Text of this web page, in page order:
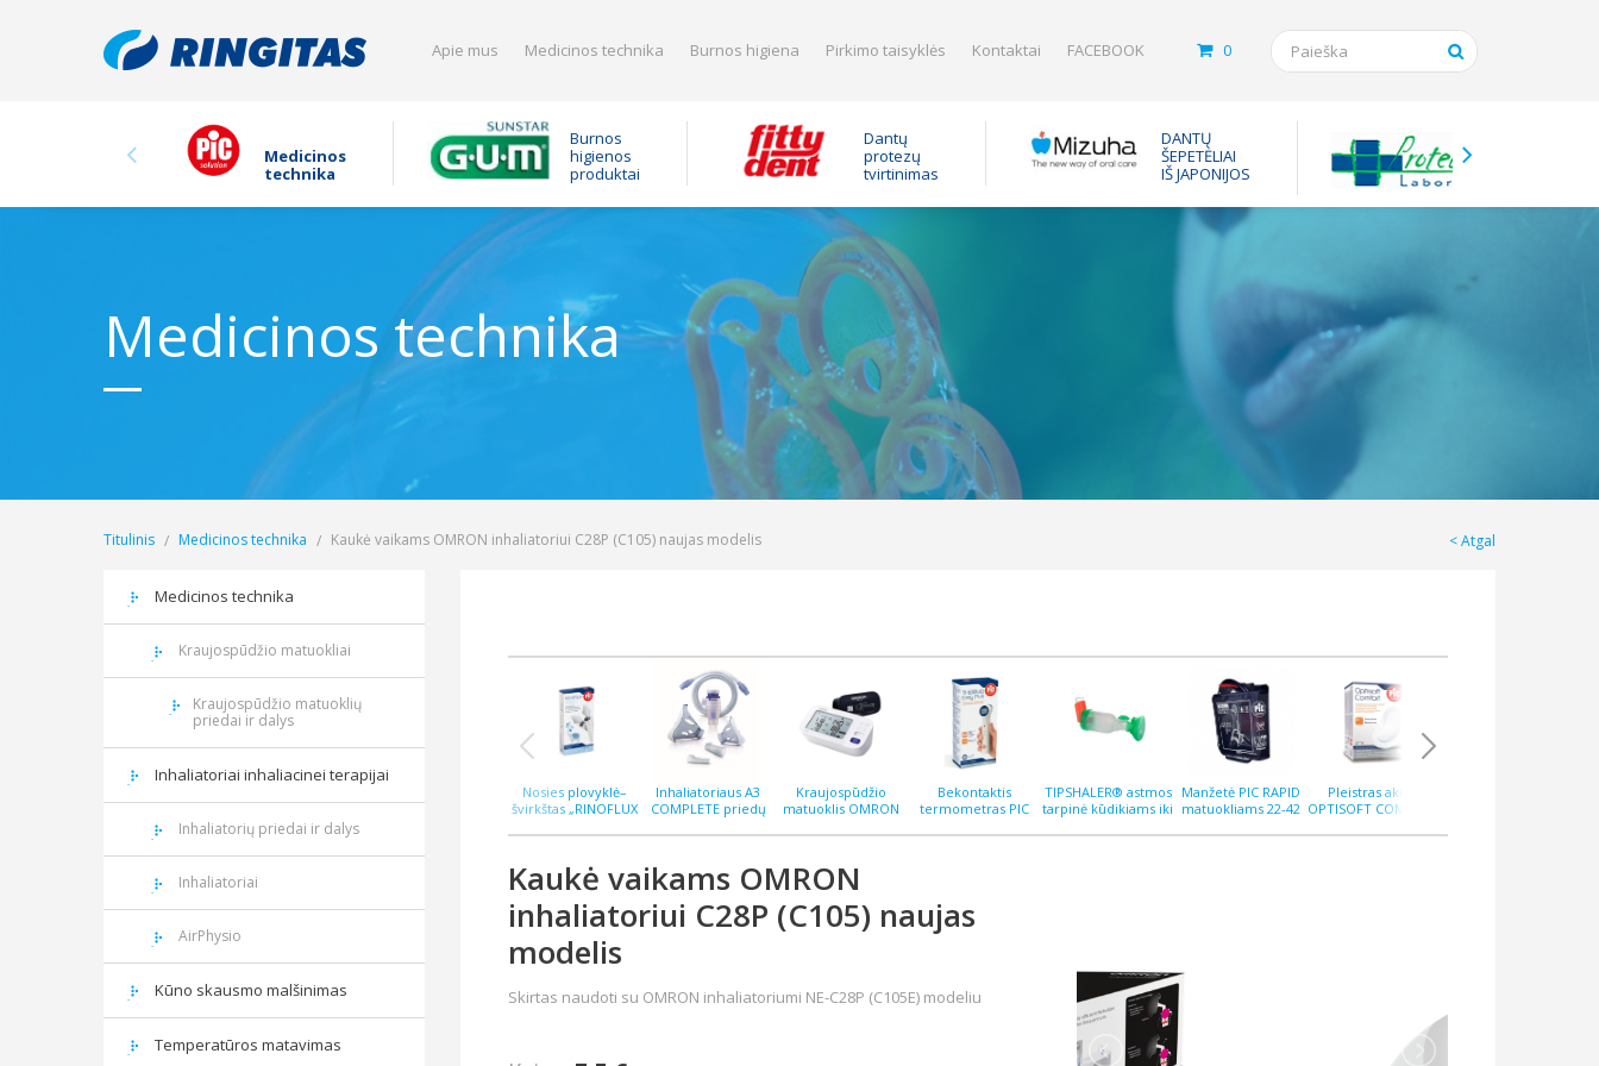
Apie mus Medicinos technika Burnos higiena Pirkimo taisyklės Kontaktai FACEBOOK 0
Medicinos
technika
Burnos
higienos
produktai
Dantų
protezų
tvirtinimas
DANTŲ
ŠEPETĖLIAI
IŠ JAPONIJOS
Medicinos technika
Atgal
Titulinis Medicinos technika Kaukė vaikams OMRON inhaliatoriui C28P (C105) naujas modelis
Medicinos technika
Kraujospūdžio matuokliai
Kraujospūdžio matuoklių
priedai ir dalys
Inhaliatoriai inhaliacinei terapijai
Inhaliatorių priedai ir dalys
Inhaliatoriai
AirPhysio
Kūno skausmo malšinimas
Temperatūros matavimas
Nosies plovyklė–
švirkštas „RINOFLUX
antgalis
Inhaliatoriaus A3
COMPLETE priedų
Kraujospūdžio
matuoklis OMRON
Bekontaktis
termometras PIC
TIPSHALER® astmos
tarpinė kūdikiams iki
Manžetė PIC RAPID
matuokliams 22-42
Pleistras akims
OPTISOFT COMFORT
Kaukė vaikams OMRON
inhaliatoriui C28P (C105) naujas
modelis
Skirtas naudoti su OMRON inhaliatoriumi NE-C28P (C105E) modeliu